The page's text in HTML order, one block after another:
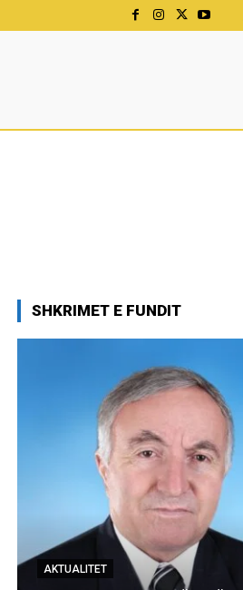
SHKRIMET E FUNDIT
AKTUALITET